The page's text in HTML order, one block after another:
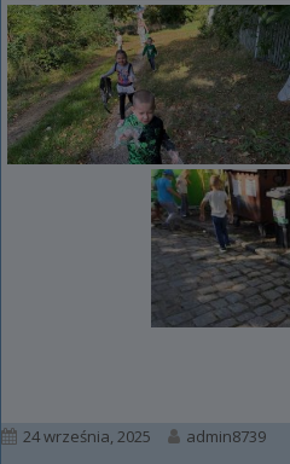
Opublikowano
24 września, 2025 Autor
admin8739